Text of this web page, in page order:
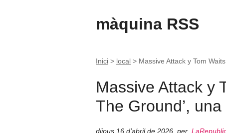
màquina RSS
Inici > local > Massive Attack y Tom
Massive Attack y
The Ground’,
dijous 16 d’abril de 2026 per